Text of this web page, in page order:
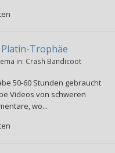
Trophäe
in: Crash Bandicoot
50-60 Stunden gebraucht
Videos von schweren
wo...